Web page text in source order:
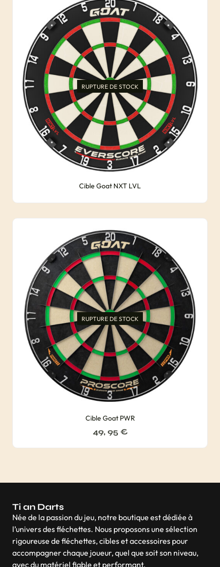
RUPTURE DE STOCK
Cible Goat NXT LVL
RUPTURE DE STOCK
Cible Goat PWR
49, 95 €
Ti an Darts
Née de la passion du jeu, notre boutique est dédiée à
l’univers des fléchettes. Nous proposons une sélection
rigoureuse de fléchettes, cibles et accessoires pour
accompagner chaque joueur, quel que soit son niveau,
avec du matériel fiable et performant.